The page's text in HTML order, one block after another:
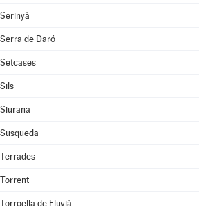
Serinyà
Serra de Daró
Setcases
Sils
Siurana
Susqueda
Terrades
Torrent
Torroella de Fluvià